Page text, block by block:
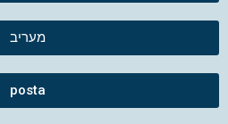
מעריב
posta